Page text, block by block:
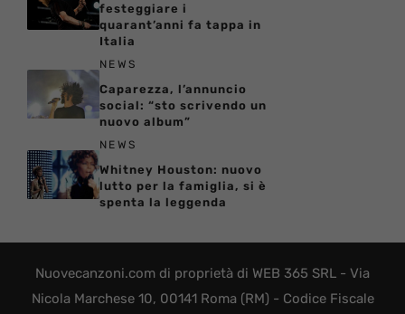
festeggiare i
quarant’anni fa tappa in
Italia
NEWS
Caparezza, l’annuncio
social: “sto scrivendo un
nuovo album”
NEWS
Whitney Houston: nuovo
lutto per la famiglia, si è
spenta la leggenda
Nuovecanzoni.com di proprietà di WEB 365 SRL - Via
Nicola Marchese 10, 00141 Roma (RM) - Codice Fiscale